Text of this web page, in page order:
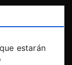
estarán